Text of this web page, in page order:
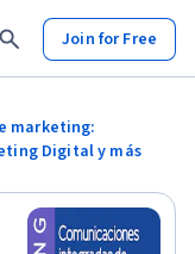
Join for Free
marketing:
Digital y más